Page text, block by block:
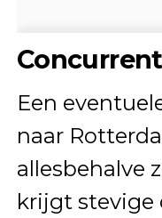
Een
naar
allesbehalve
krijgt stevige